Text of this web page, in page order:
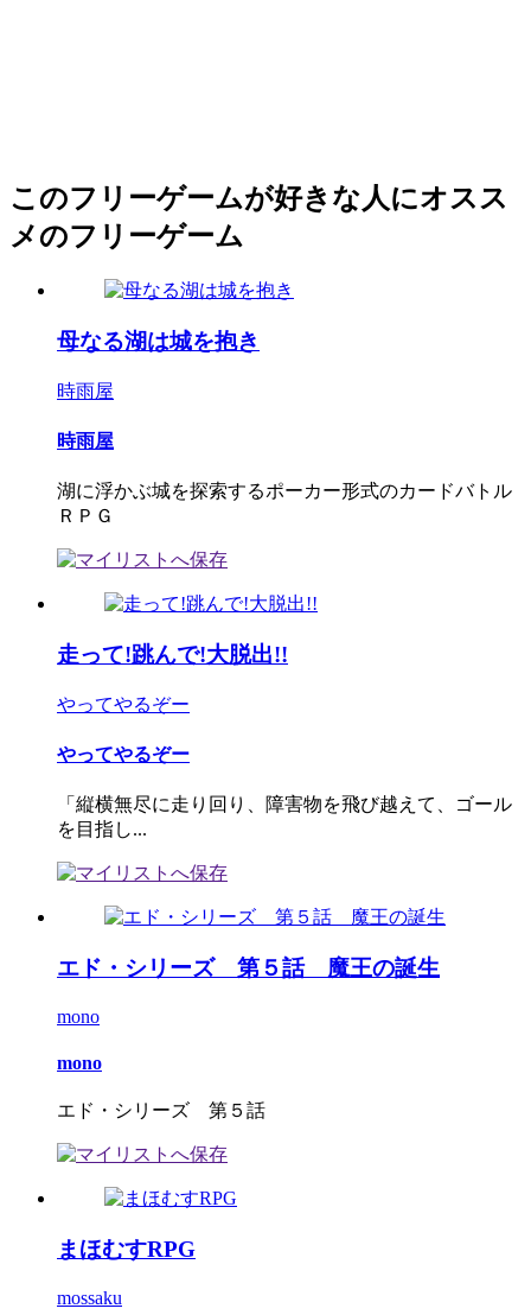
このフリーゲームが好きな人にオスス
メのフリーゲーム
母なる湖は城を抱き
時雨屋
時雨屋
湖に浮かぶ城を探索するポーカー形式のカードバトル
ＲＰＧ
走って!跳んで!大脱出!!
やってやるぞー
やってやるぞー
「縦横無尽に走り回り、障害物を飛び越えて、ゴール
を目指し...
エド・シリーズ 第５話 魔王の誕生
mono
mono
エド・シリーズ 第５話
まほむすRPG
mossaku